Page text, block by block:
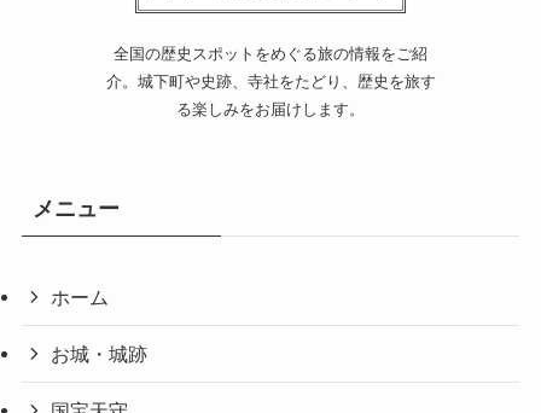
全国の歴史スポットをめぐる旅の情報をご紹
介。城下町や史跡、寺社をたどり、歴史を旅す
る楽しみをお届けします。
メニュー
ホーム
お城・城跡